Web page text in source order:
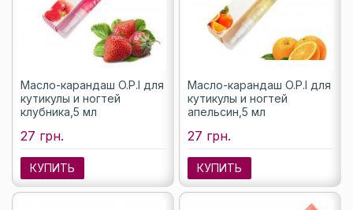
Масло-карандаш O.P.I для
кутикулы и ногтей
клубника,5 мл
27 грн.
КУПИТЬ
Масло-карандаш O.P.I для
кутикулы и ногтей
апельсин,5 мл
27 грн.
КУПИТЬ